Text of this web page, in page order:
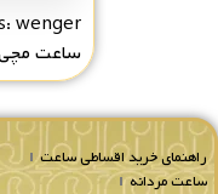
wenger
ساعت
راهنمای خرید اقساطی ساعت
ساعت مردانه